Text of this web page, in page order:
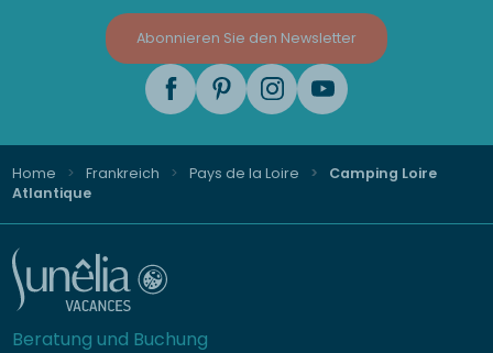
Abonnieren Sie den Newsletter
Home Frankreich Pays de la Loire
Camping Loire
Atlantique
Beratung und Buchung